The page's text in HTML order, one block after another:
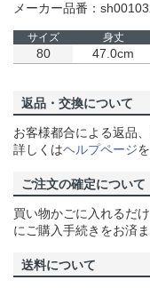
メーカー品番：
サイズ 身丈
80 47.0cm
返品・交換について
お客様都合による返品
詳しくはヘルプページ
ご注文の確定について
買い物かごに入れるだ
にご購入手続きをお済ま
送料について